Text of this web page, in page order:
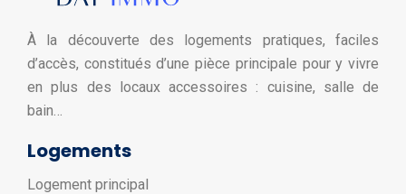
À la découverte des logements pratiques, faciles
d’accès, constitués d’une pièce principale pour y vivre
en plus des locaux accessoires : cuisine, salle de
bain…
Logements
Logement principal